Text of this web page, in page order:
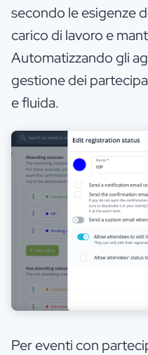
secondo le esigenze
carico di lavoro e
Automatizzando gli
gestione dei
e fluida.
Per eventi con